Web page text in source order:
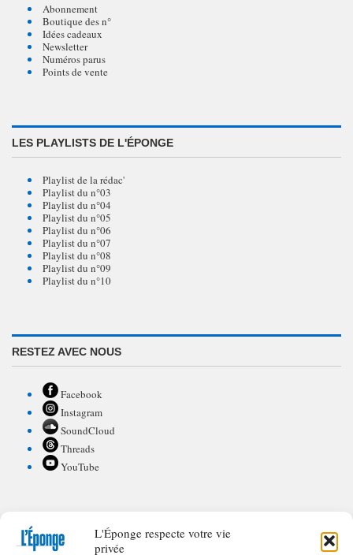
L'Éponge respecte votre vie
privée
Abonnement
Boutique des n°
Idées cadeaux
Newsletter
Numéros parus
Points de vente
LES PLAYLISTS DE L'ÉPONGE
Playlist de la rédac'
Playlist du n°03
Playlist du n°04
Playlist du n°05
Playlist du n°06
Playlist du n°07
Playlist du n°08
Playlist du n°09
Playlist du n°10
RESTEZ AVEC NOUS
Facebook
Instagram
SoundCloud
Threads
YouTube
POUR CONTRIBUER À L'ÉPONGE